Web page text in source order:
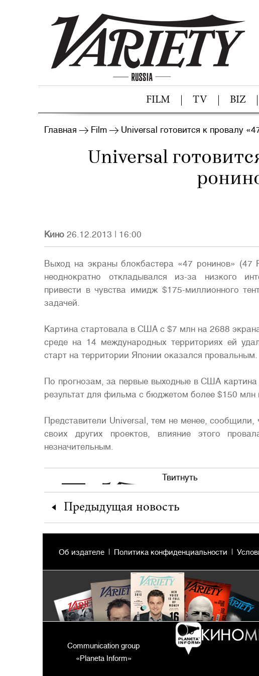
FILM TV BIZ
Главная Film Universal готовится к провалу
Universal
Кино 26.12.2013 16:00
Выход на экраны блокбастера «47 ронинов» (47
неоднократно откладывался из-за низкого
привести в чувства имидж $175-миллионного
задачей.
Картина стартовала в США с $7 млн на 2688
среде на 14 международных территориях ей
старт на территории Японии оказался провальным.
По прогнозам, за первые выходные в США
результат для фильма с бюджетом более $150 млн
Представители Universal, тем не менее,
своих других проектов, влияние этого
незначительным.
Твитнуть
Предыдущая новость
Об издателе Политика конфиденциальности
Communication group
«Planeta Inform»